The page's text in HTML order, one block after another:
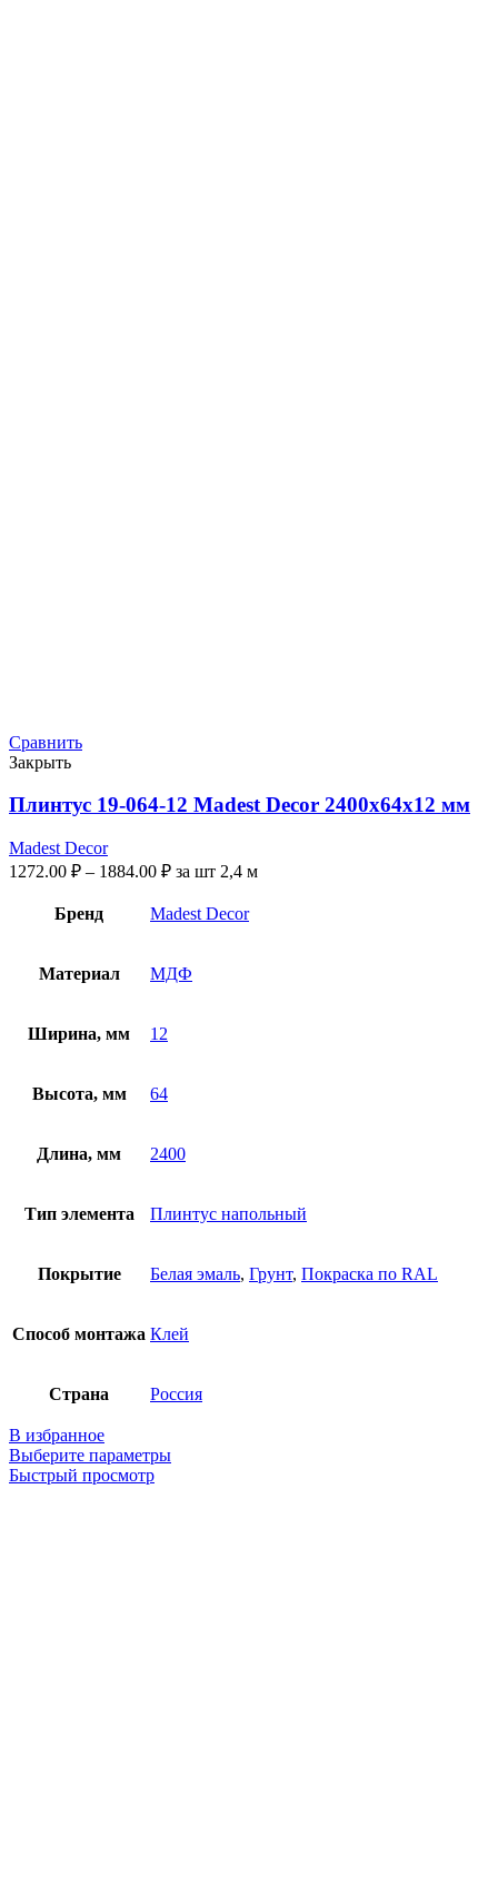
Сравнить
Закрыть
Плинтус 19-064-12 Madest Decor 2400x64x12 мм
Madest Decor
1272.00 ₽ – 1884.00 ₽ за шт 2,4 м
Бренд Madest Decor
Материал МДФ
Ширина, мм 12
Высота, мм 64
Длина, мм 2400
Тип элемента Плинтус напольный
Покрытие Белая эмаль, Грунт, Покраска по RAL
Способ монтажа Клей
Страна Россия
В избранное
Выберите параметры
Быстрый просмотр